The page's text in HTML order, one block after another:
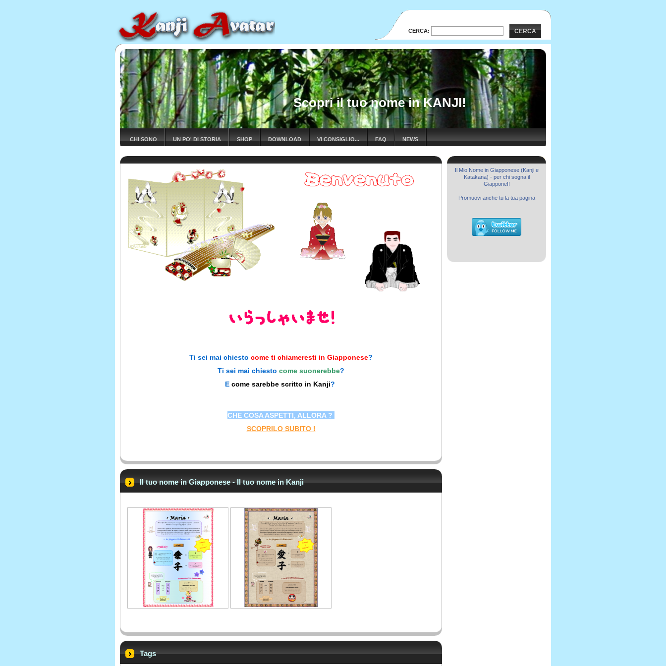
Scopri il tuo nome in KANJI!
CHI SONO UN PO' DI STORIA SHOP DOWNLOAD VI CONSIGLIO... FAQ NEWS
Ti sei mai chiesto come ti chiameresti in Giapponese?
Ti sei mai chiesto come suonerebbe?
E come sarebbe scritto in Kanji?
CHE COSA ASPETTI, ALLORA ?
SCOPRILO SUBITO !
Il tuo nome in Giapponese - Il tuo nome in Kanji
Tags
Il Mio Nome in Giapponese (Kanji e
Katakana) - per chi sogna il
Giappone!!
Promuovi anche tu la tua pagina
CERCA: CERCA